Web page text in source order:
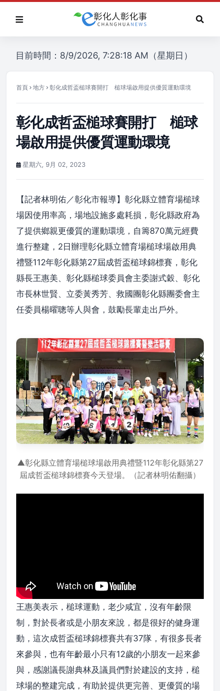
目前時間：8/9/2026, 7:28:18 AM（星期日）
首頁 地方 彰化成哲盃槌球賽開打 槌球場啟用提供優質運動環境
彰化成哲盃槌球賽開打 槌球
場啟用提供優質運動環境
星期六, 9月 02, 2023
【記者林明佑／彰化市報導】彰化縣立體育場槌球
場因使用率高，場地設施多處耗損，彰化縣政府為
了提供鄉親更優質的運動環境，自籌870萬元經費
進行整建，2日辦理彰化縣立體育場槌球場啟用典
禮暨112年彰化縣第27屆成哲盃槌球錦標賽，彰化
縣長王惠美、彰化縣槌球委員會主委謝式穀、彰化
市長林世賢、立委黃秀芳、救國團彰化縣團委會主
任委員楊曜聰等人與會，鼓勵長輩走出戶外。
▲彰化縣立體育場槌球場啟用典禮暨112年彰化縣第27
屆成哲盃槌球錦標賽今天登場。（記者林明佑翻攝）
王惠美表示，槌球運動，老少咸宜，沒有年齡限
制，對於長者或是小朋友來說，都是很好的健身運
動，這次成哲盃槌球錦標賽共有37隊，有很多長者
來參與，也有年齡最小只有12歲的小朋友一起來參
與，感謝議長謝典林及議員們對於建設的支持，槌
球場的整建完成，有助於提供更完善、更優質的場